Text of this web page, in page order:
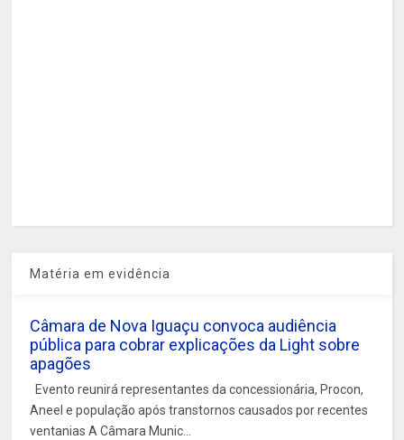
Matéria em evidência
Câmara de Nova Iguaçu convoca audiência
pública para cobrar explicações da Light sobre
apagões
Evento reunirá representantes da concessionária, Procon,
Aneel e população após transtornos causados por recentes
ventanias A Câmara Munic...